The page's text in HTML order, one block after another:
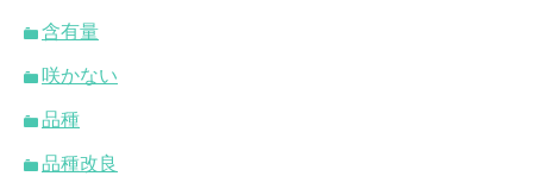
含有量
咲かない
品種
品種改良